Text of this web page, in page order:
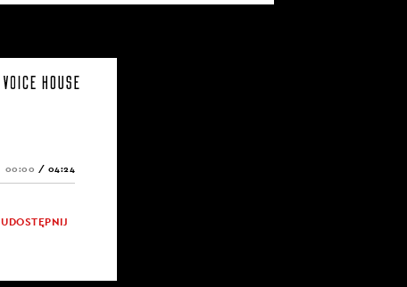
00:00 / 04:24
UDOSTĘPNIJ